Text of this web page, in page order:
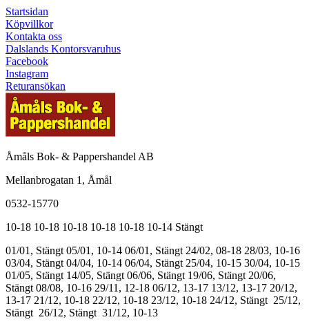
Startsidan
Köpvillkor
Kontakta oss
Dalslands Kontorsvaruhus
Facebook
Instagram
Returansökan
Åmåls Bok- & Pappershandel AB
Mellanbrogatan 1, Åmål
0532-15770
10-18 10-18 10-18 10-18 10-18 10-14 Stängt
01/01, Stängt 05/01, 10-14 06/01, Stängt 24/02, 08-18 28/03, 10-16
03/04, Stängt 04/04, 10-14 06/04, Stängt 25/04, 10-15 30/04, 10-15
01/05, Stängt 14/05, Stängt 06/06, Stängt 19/06, Stängt 20/06,
Stängt 08/08, 10-16 29/11, 12-18 06/12, 13-17 13/12, 13-17 20/12,
13-17 21/12, 10-18 22/12, 10-18 23/12, 10-18 24/12, Stängt 25/12,
Stängt 26/12, Stängt 31/12, 10-13